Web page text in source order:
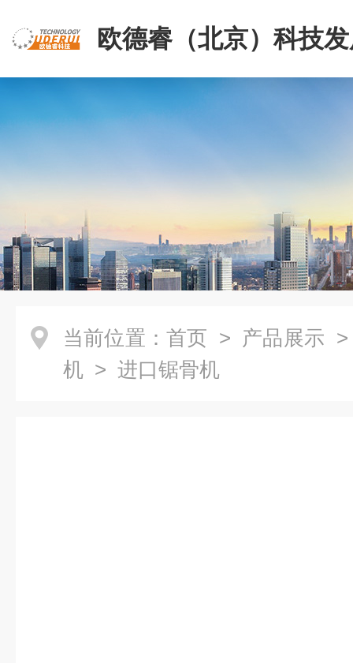
欧德睿（北京）科技
公司
当前位置： 首页 > 产品展示
机 > 进口锯骨机